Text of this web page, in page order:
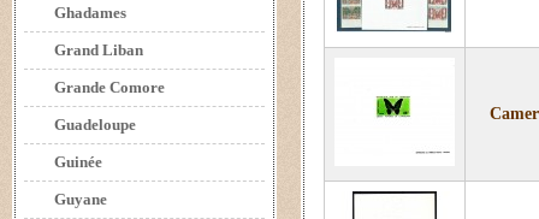
Ghadames
Grand Liban
Grande Comore
Guadeloupe
Guinée
Guyane